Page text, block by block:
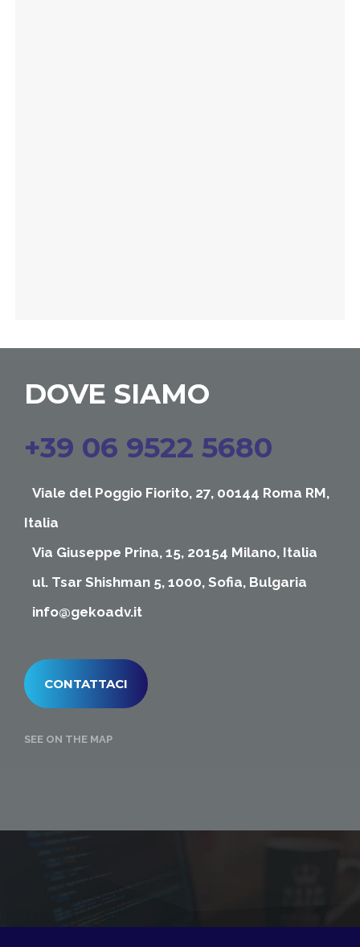
DOVE SIAMO
+39 06 9522 5680
Viale del Poggio Fiorito, 27, 00144 Roma RM,
Italia
Via Giuseppe Prina, 15, 20154 Milano, Italia
ul. Tsar Shishman 5, 1000, Sofia, Bulgaria
info@gekoadv.it
CONTATTACI
SEE ON THE MAP